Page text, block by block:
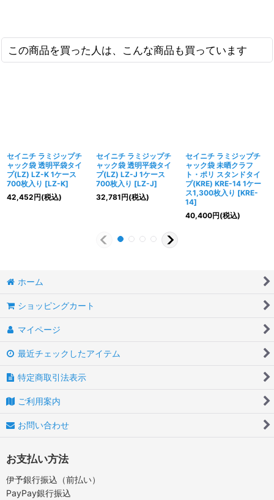
この商品を買った人は、こんな商品も買っています
セイニチ ラミジップチ
ャック袋 透明平袋タイ
プ(LZ) LZ-K 1ケース
700枚入り [LZ-K]
42,452円(税込)
セイニチ ラミジップチ
ャック袋 透明平袋タイ
プ(LZ) LZ-J 1ケース
700枚入り [LZ-J]
32,781円(税込)
セイニチ ラミジップチ
ャック袋 未晒クラフ
ト・ポリ スタンドタイ
プ(KRE) KRE-14 1ケー
ス1,300枚入り [KRE-
14]
40,400円(税込)
ホーム
ショッピングカート
マイページ
最近チェックしたアイテム
特定商取引法表示
ご利用案内
お問い合わせ
お支払い方法
伊予銀行振込（前払い）
PayPay銀行振込